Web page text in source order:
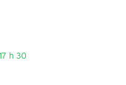
h 30